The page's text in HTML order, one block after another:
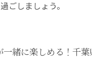
ごしましょう。
一緒に楽しめる！千